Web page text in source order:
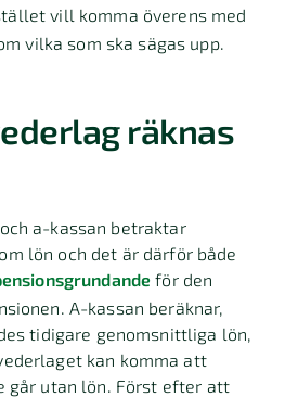
vill komma överens med
vilka som ska sägas upp.
räknas
a-kassan betraktar
lön och det är därför både
för den
A-kassan beräknar,
tidigare genomsnittliga lön,
kan komma att
går utan lön. Först efter att